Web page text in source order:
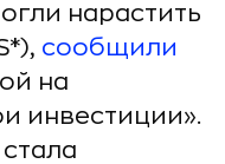
нарастить
сообщили
на
инвестиции».